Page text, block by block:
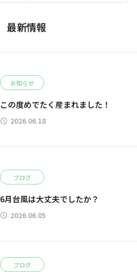
最新情報
お知らせ
この度めでたく産まれました！
2026.06.18
ブログ
6月台風は大丈夫でしたか？
2026.06.05
ブログ